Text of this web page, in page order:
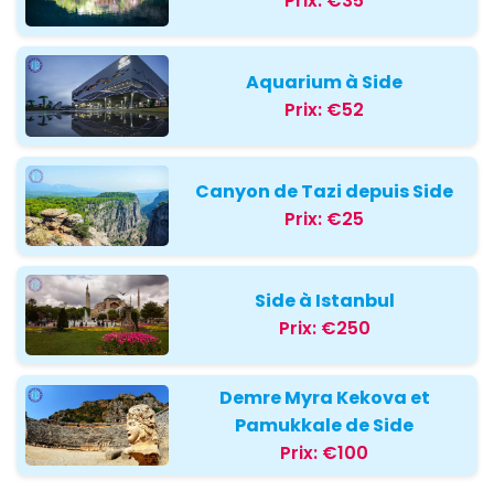
Aquarium à Side
Prix: €52
Canyon de Tazi depuis Side
Prix: €25
Side à Istanbul
Prix: €250
Demre Myra Kekova et
Pamukkale de Side
Prix: €100